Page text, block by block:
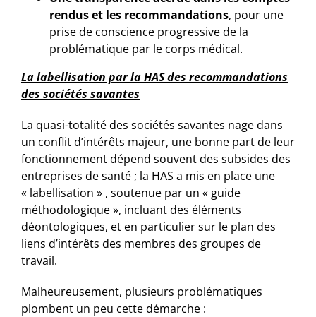
rendus et les recommandations, pour une
prise de conscience progressive de la
problématique par le corps médical.
La labellisation par la HAS des recommandations
des sociétés savantes
La quasi-totalité des sociétés savantes nage dans
un conflit d’intérêts majeur, une bonne part de leur
fonctionnement dépend souvent des subsides des
entreprises de santé ; la HAS a mis en place une
« labellisation » , soutenue par un « guide
méthodologique », incluant des éléments
déontologiques, et en particulier sur le plan des
liens d’intérêts des membres des groupes de
travail.
Malheureusement, plusieurs problématiques
plombent un peu cette démarche :